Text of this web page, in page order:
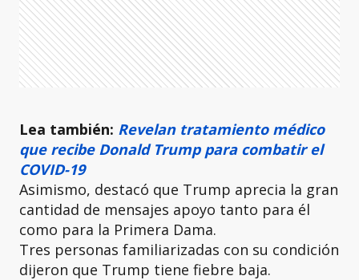
Lea también: Revelan tratamiento médico
que recibe Donald Trump para combatir el
COVID-19
Asimismo, destacó que Trump aprecia la gran
cantidad de mensajes apoyo tanto para él
como para la Primera Dama.
Tres personas familiarizadas con su condición
dijeron que Trump tiene fiebre baja.